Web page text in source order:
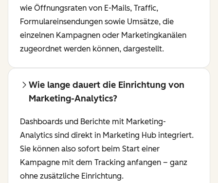
wie Öffnungsraten von E-Mails, Traffic,
Formulareinsendungen sowie Umsätze, die
einzelnen Kampagnen oder Marketingkanälen
zugeordnet werden können, dargestellt.
Wie lange dauert die Einrichtung von
Marketing-Analytics?
Dashboards und Berichte mit Marketing-
Analytics sind direkt in Marketing Hub integriert.
Sie können also sofort beim Start einer
Kampagne mit dem Tracking anfangen – ganz
ohne zusätzliche Einrichtung.